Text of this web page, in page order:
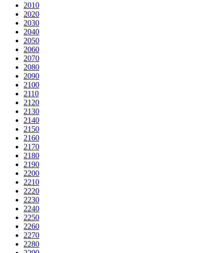
2010
2020
2030
2040
2050
2060
2070
2080
2090
2100
2110
2120
2130
2140
2150
2160
2170
2180
2190
2200
2210
2220
2230
2240
2250
2260
2270
2280